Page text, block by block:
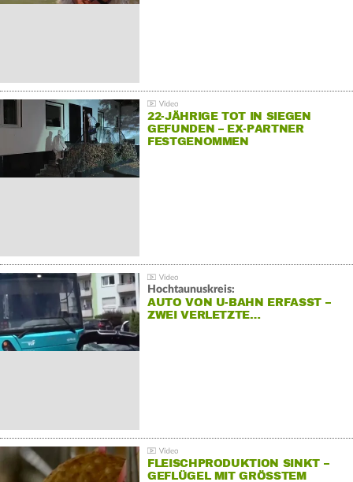
22-JÄHRIGE TOT IN SIEGEN
GEFUNDEN – EX-PARTNER
FESTGENOMMEN
Hochtaunuskreis:
AUTO VON U-BAHN ERFASST –
ZWEI VERLETZTE…
FLEISCHPRODUKTION SINKT –
GEFLÜGEL MIT GRÖSSTEM R